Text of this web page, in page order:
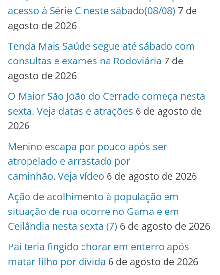
acesso à Série C neste sábado(08/08) 7 de
agosto de 2026
Tenda Mais Saúde segue até sábado com
consultas e exames na Rodoviária 7 de
agosto de 2026
O Maior São João do Cerrado começa nesta
sexta. Veja datas e atrações 6 de agosto de
2026
Menino escapa por pouco após ser
atropelado e arrastado por
caminhão. Veja vídeo 6 de agosto de 2026
Ação de acolhimento à população em
situação de rua ocorre no Gama e em
Ceilândia nesta sexta (7) 6 de agosto de 2026
Pai teria fingido chorar em enterro após
matar filho por dívida 6 de agosto de 2026